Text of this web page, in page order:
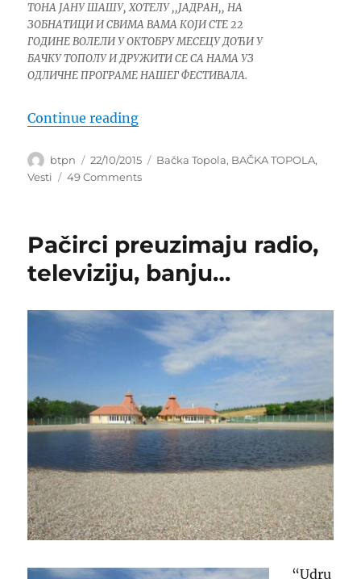
ТОНА ЈАНУ ШАШУ, ХОТЕЛУ ,,ЈАДРАН,, НА
ЗОБНАТИЦИ И СВИМА ВАМА КОЈИ СТЕ 22
ГОДИНЕ ВОЛЕЛИ У ОКТОБРУ МЕСЕЦУ ДОЋИ У
БАЧКУ ТОПОЛУ И ДРУЖИТИ СЕ СА НАМА УЗ
ОДЛИЧНЕ ПРОГРАМЕ НАШЕГ ФЕСТИВАЛА.
Continue reading“SRAMNA ODLUKA
Author
btpn
Posted
on
22/10/2015 Categories
Bačka Topola, BAČKA TOPOLA,
Vesti
49 Commentson
BAČKE
TOPOLE
Pačirci preuzimaju radio,
televiziju, banju…
“Udru